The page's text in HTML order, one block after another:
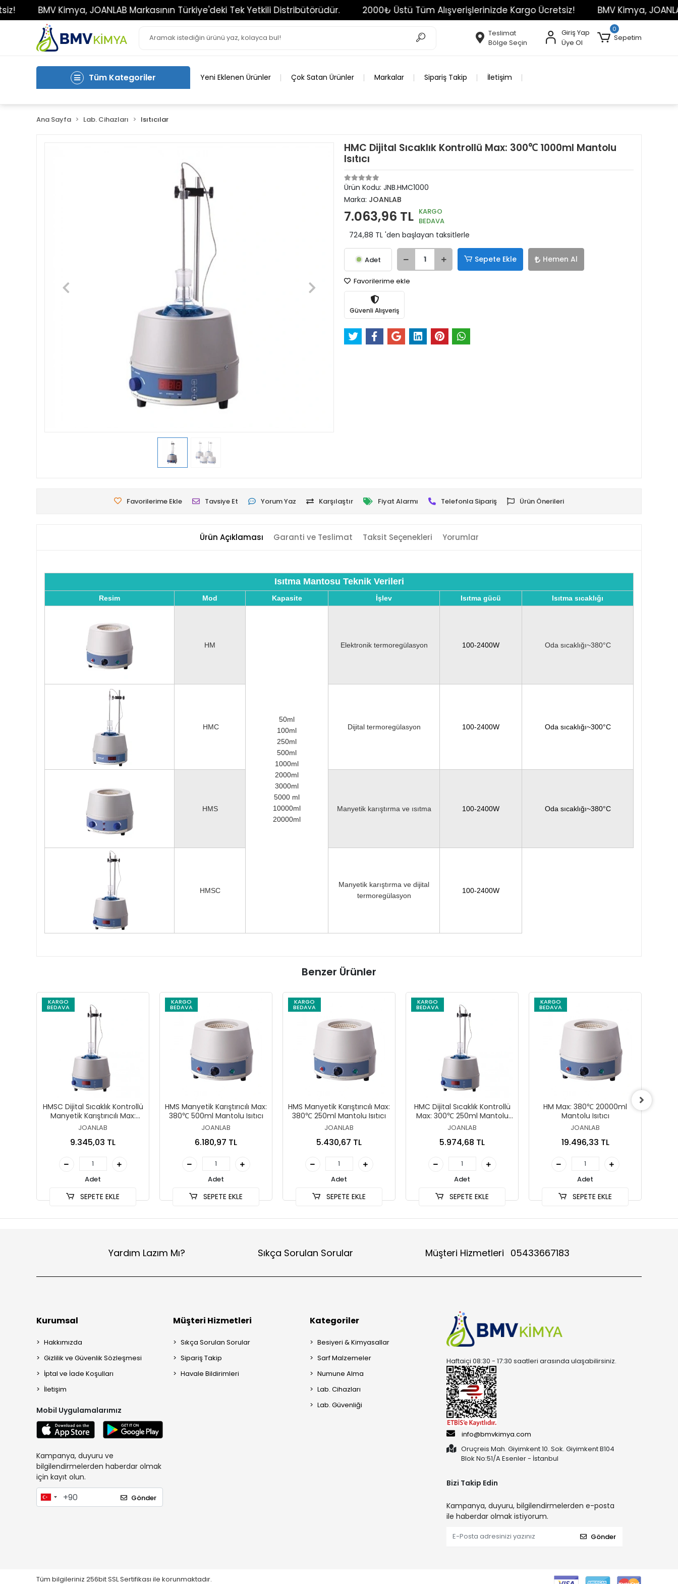
BMV Kimya, JOANLAB Markasının Türkiye'deki Tek Yetkili Distribütörüdür. 2000₺ Üstü Tüm Alışverişlerinizde Kargo Ücretsiz! BMV Kimya, JOANLAB
Teslimat
Bölge Seçin
Giriş Yap
Üye Ol
0
Sepetim
Tüm Kategoriler Yeni Eklenen Ürünler Çok Satan Ürünler Markalar Sipariş Takip İletişim
Ana Sayfa Lab. Cihazları Isıtıcılar
HMC Dijital Sıcaklık Kontrollü Max: 300℃ 1000ml Mantolu
Isıtıcı
Ürün Kodu: JNB.HMC1000
Marka: JOANLAB
7.063,96 TL KARGO
BEDAVA
724,88 TL 'den başlayan taksitlerle
Adet Sepete Ekle Hemen Al
Favorilerime ekle
Güvenli Alışveriş
Favorilerime Ekle Tavsiye Et Yorum Yaz Karşılaştır Fiyat Alarmı Telefonla Sipariş Ürün Önerileri
Ürün Açıklaması Garanti ve Teslimat Taksit Seçenekleri Yorumlar
Isıtma Mantosu Teknik Verileri
Resim Mod Kapasite İşlev Isıtma gücü Isıtma sıcaklığı
HM
50ml
100ml
250ml
500ml
1000ml
2000ml
3000ml
5000 ml
10000ml
20000ml
Elektronik termoregülasyon 100-2400W Oda sıcaklığı~380°C
HMC Dijital termoregülasyon 100-2400W Oda sıcaklığı~300°C
HMS Manyetik karıştırma ve ısıtma 100-2400W Oda sıcaklığı~380°C
HMSC
Manyetik karıştırma ve dijital
termoregülasyon
100-2400W
Benzer Ürünler
KARGO
BEDAVA
HMSC Dijital Sıcaklık Kontrollü
Manyetik Karıştırıcılı Max:
300℃ 250ml Mantolu Isıtıcı
JOANLAB
9.345,03 TL
Adet
SEPETE EKLE
KARGO
BEDAVA
HMS Manyetik Karıştırıcılı Max:
380℃ 500ml Mantolu Isıtıcı
JOANLAB
6.180,97 TL
Adet
SEPETE EKLE
KARGO
BEDAVA
HMS Manyetik Karıştırıcılı Max:
380℃ 250ml Mantolu Isıtıcı
JOANLAB
5.430,67 TL
Adet
SEPETE EKLE
KARGO
BEDAVA
HMC Dijital Sıcaklık Kontrollü
Max: 300℃ 250ml Mantolu
Isıtıcı
JOANLAB
5.974,68 TL
Adet
SEPETE EKLE
KARGO
BEDAVA
HM Max: 380℃ 20000ml
Mantolu Isıtıcı
JOANLAB
19.496,33 TL
Adet
SEPETE EKLE
Yardım Lazım Mı? Sıkça Sorulan Sorular Müşteri Hizmetleri 05433667183
Kurumsal
Hakkımızda
Gizlilik ve Güvenlik Sözleşmesi
İptal ve İade Koşulları
İletişim
Mobil Uygulamalarımız
Kampanya, duyuru ve
bilgilendirmelerden haberdar olmak
için kayıt olun.
Gönder
Müşteri Hizmetleri
Sıkça Sorulan Sorular
Sipariş Takip
Havale Bildirimleri
Kategoriler
Besiyeri & Kimyasallar
Sarf Malzemeler
Numune Alma
Lab. Cihazları
Lab. Güvenliği
Haftaiçi 08:30 - 17:30 saatleri arasında ulaşabilirsiniz.
info@bmvkimya.com
Oruçreis Mah. Giyimkent 10. Sok. Giyimkent B104
Blok No:51/A Esenler - İstanbul
Bizi Takip Edin
Kampanya, duyuru, bilgilendirmelerden e-posta
ile haberdar olmak istiyorum.
Gönder
Tüm bilgileriniz 256bit SSL Sertifikası ile korunmaktadır.